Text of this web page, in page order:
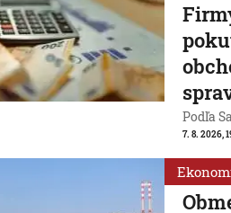
Podľa
7. 8. 2026,